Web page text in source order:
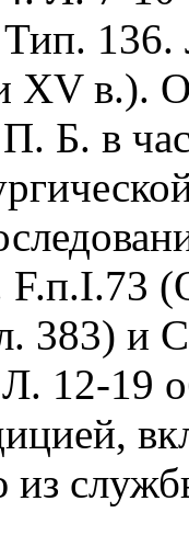
136.
XV в.).
Б. в
383) и
12-19
из